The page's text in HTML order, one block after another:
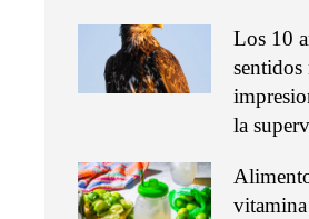
Los 10
sentidos
la